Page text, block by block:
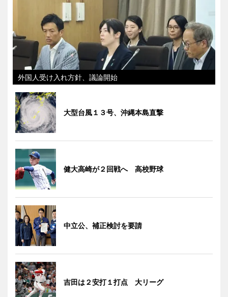
外国人受け入れ方針、議論開始
大型台風１３号、沖縄本島直撃
健大高崎が２回戦へ 高校野球
中立公、補正検討を要請
吉田は２安打１打点 大リーグ